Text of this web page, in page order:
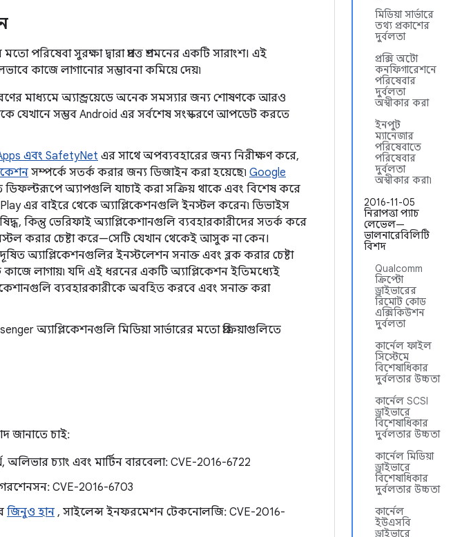
মিডিয়া সার্ভারে
তথ্য প্রকাশের
দুর্বলতা
প্রক্সি অটো
কনফিগারেশনে
পরিষেবার
দুর্বলতা
অস্বীকার করা
ইনপুট
ম্যানেজার
পরিষেবাতে
পরিষেবার
দুর্বলতা
অস্বীকার করা৷
2016-11-05
নিরাপত্তা প্যাচ
লেভেল—
ভালনারেবিলিটি
বিশদ
Qualcomm
ক্রিপ্টো
ড্রাইভারের
রিমোট কোড
এক্সিকিউশন
দুর্বলতা
কার্নেল ফাইল
সিস্টেমে
বিশেষাধিকার
দুর্বলতার উচ্চতা
কার্নেল SCSI
ড্রাইভারে
বিশেষাধিকার
দুর্বলতার উচ্চতা
কার্নেল মিডিয়া
ড্রাইভারে
বিশেষাধিকার
দুর্বলতার উচ্চতা
কার্নেল
ইউএসবি
ড্রাইভারে
পরিষেবা সুরক্ষা দ্বারা প্রদত্ত প্রশমনের একটি সারাংশ। এই
কাজে লাগানোর সম্ভাবনা কমিয়ে দেয়৷
মাধ্যমে অ্যান্ড্রয়েডে অনেক সমস্যার জন্য শোষণকে আরও
যেখানে সম্ভব Android এর সর্বশেষ সংস্করণে আপডেট করতে
এবং SafetyNet এর সাথে অপব্যবহারের জন্য নিরীক্ষণ করে,
সম্পর্কে সতর্ক করার জন্য ডিজাইন করা হয়েছে৷ Google
ডিফল্টরূপে অ্যাপগুলি যাচাই করা সক্রিয় থাকে এবং বিশেষ করে
এর বাইরে থেকে অ্যাপ্লিকেশনগুলি ইনস্টল করেন৷ ডিভাইস
কিন্তু ভেরিফাই অ্যাপ্লিকেশানগুলি ব্যবহারকারীদের সতর্ক করে
করার চেষ্টা করে—সেটি যেখান থেকেই আসুক না কেন।
অ্যাপ্লিকেশনগুলির ইনস্টলেশন সনাক্ত এবং ব্লক করার চেষ্টা
কাজে লাগায়৷ যদি এই ধরনের একটি অ্যাপ্লিকেশন ইতিমধ্যেই
ব্যবহারকারীকে অবহিত করবে এবং সনাক্ত করা
অ্যাপ্লিকেশনগুলি মিডিয়া সার্ভারের মতো প্রক্রিয়াগুলিতে
জানাতে চাই:
চ্যাং এবং মার্টিন বারবেলা: CVE-2016-6722
CVE-2016-6703
জিনুও হান , সাইলেন্স ইনফরমেশন টেকনোলজি: CVE-2016-